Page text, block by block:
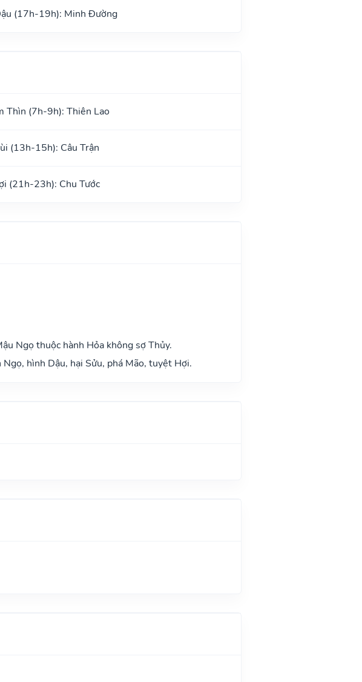
(17h-19h): Minh Đường
Thìn (7h-9h): Thiên Lao
(13h-15h): Câu Trận
(21h-23h): Chu Tước
Ngọ thuộc hành Hỏa không sợ Thủy.
hình Dậu, hại Sửu, phá Mão, tuyệt Hợi.